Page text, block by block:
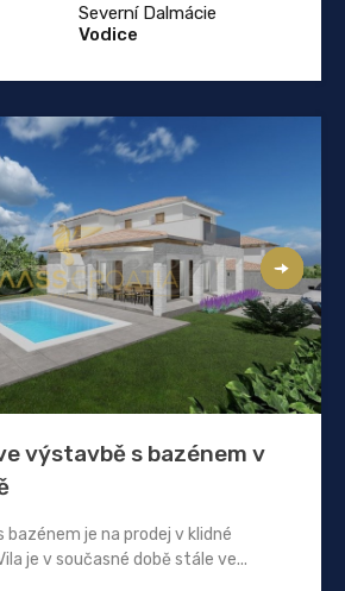
Severní Dalmácie
Vodice
výstavbě s bazénem v
bazénem je na prodej v klidné
je v současné době stále ve...